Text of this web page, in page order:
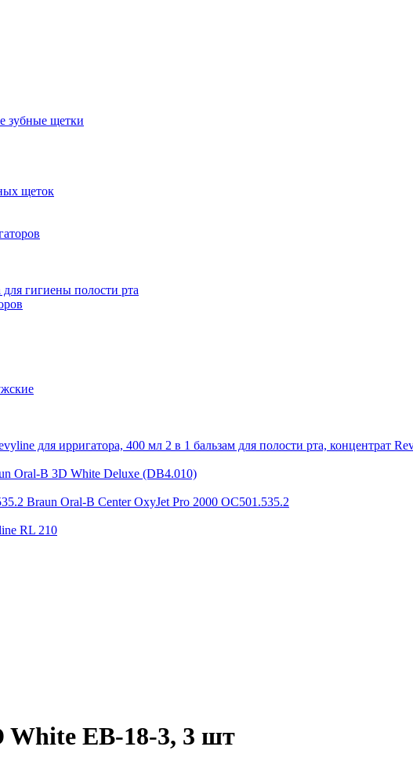
зубные щетки
щеток
для гигиены полости рта
2 в 1 бальзам для полости рта, концентрат
Oral-B 3D White Deluxe (DB4.010)
Braun Oral-B Center OxyJet Pro 2000 OC501.535.2
RL 210
White EB-18-3, 3 шт